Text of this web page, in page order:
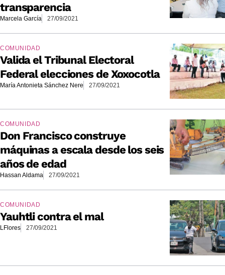
transparencia
Marcela García 27/09/2021
COMUNIDAD
Valida el Tribunal Electoral
Federal elecciones de Xoxocotla
María Antonieta Sánchez Nere 27/09/2021
COMUNIDAD
Don Francisco construye
máquinas a escala desde los seis
años de edad
Hassan Aldama 27/09/2021
COMUNIDAD
Yauhtli contra el mal
LFlores 27/09/2021